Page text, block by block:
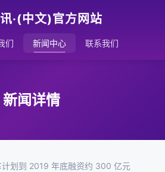
·(中文)官方网站
们 新闻中心 联系我们
新闻详情
计划到 2019 年底融资约 300 亿元